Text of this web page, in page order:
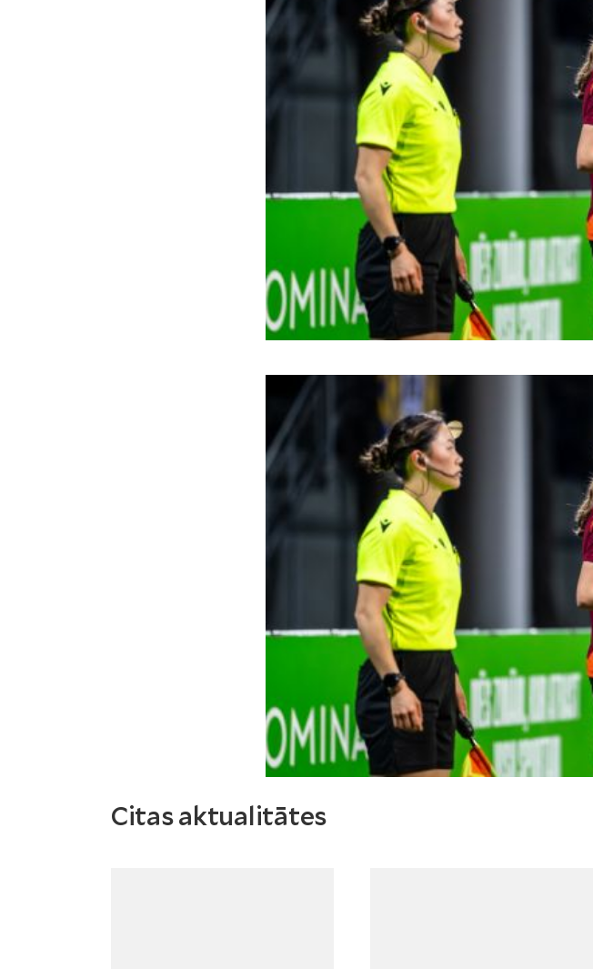
Citas aktualitātes